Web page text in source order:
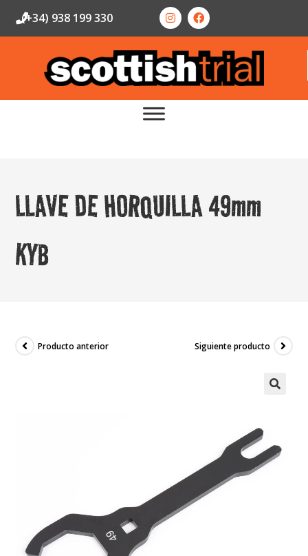
(+34) 938 199 330
LLAVE DE HORQUILLA 49mm
KYB
Producto anterior Siguiente producto